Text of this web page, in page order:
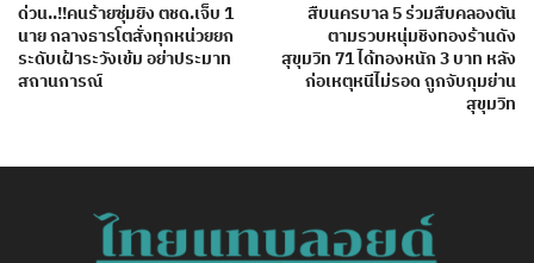
ด่วน..!!คนร้ายซุ่มยิง ตชด.เจ็บ 1
นาย กลางธารโตสั่งทุกหน่วยยก
ระดับเฝ้าระวังเข้ม อย่าประมาท
สถานการณ์
สืบนครบาล 5 ร่วมสืบคลองตัน
ตามรวบหนุ่มชิงทองร้านดัง
สุขุมวิท 71 ได้ทองหนัก 3 บาท หลัง
ก่อเหตุหนีไม่รอด ถูกจับกุมย่าน
สุขุมวิท